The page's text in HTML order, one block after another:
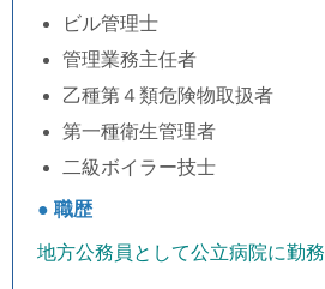
ビル管理士
管理業務主任者
乙種第４類危険物取扱者
第一種衛生管理者
二級ボイラー技士
● 職歴
地方公務員として公立病院に勤務